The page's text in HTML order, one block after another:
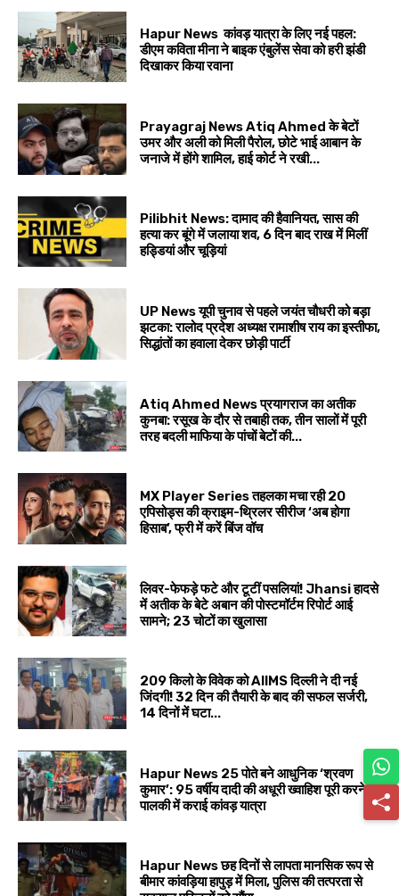
Hapur News कांवड़ यात्रा के लिए नई पहल:
डीएम कविता मीना ने बाइक एंबुलेंस सेवा को हरी झंडी
दिखाकर किया रवाना
Prayagraj News Atiq Ahmed के बेटों
उमर और अली को मिली पैरोल, छोटे भाई आबान के
जनाजे में होंगे शामिल, हाई कोर्ट ने रखी...
Pilibhit News: दामाद की हैवानियत, सास की
हत्या कर बूंगे में जलाया शव, 6 दिन बाद राख में मिलीं
हड्डियां और चूड़ियां
UP News यूपी चुनाव से पहले जयंत चौधरी को बड़ा
झटका: रालोद प्रदेश अध्यक्ष रामाशीष राय का इस्तीफा,
सिद्धांतों का हवाला देकर छोड़ी पार्टी
Atiq Ahmed News प्रयागराज का अतीक
कुनबा: रसूख के दौर से तबाही तक, तीन सालों में पूरी
तरह बदली माफिया के पांचों बेटों की...
MX Player Series तहलका मचा रही 20
एपिसोड्स की क्राइम-थ्रिलर सीरीज ‘अब होगा
हिसाब’, फ्री में करें बिंज वॉच
लिवर-फेफड़े फटे और टूटीं पसलियां! Jhansi हादसे
में अतीक के बेटे अबान की पोस्टमॉर्टम रिपोर्ट आई
सामने; 23 चोटों का खुलासा
209 किलो के विवेक को AIIMS दिल्ली ने दी नई
जिंदगी! 32 दिन की तैयारी के बाद की सफल सर्जरी,
14 दिनों में घटा...
Hapur News 25 पोते बने आधुनिक ‘श्रवण
कुमार’: 95 वर्षीय दादी की अधूरी ख्वाहिश पूरी करने
पालकी में कराई कांवड़ यात्रा
Hapur News छह दिनों से लापता मानसिक रूप से
बीमार कांवड़िया हापुड़ में मिला, पुलिस की तत्परता से